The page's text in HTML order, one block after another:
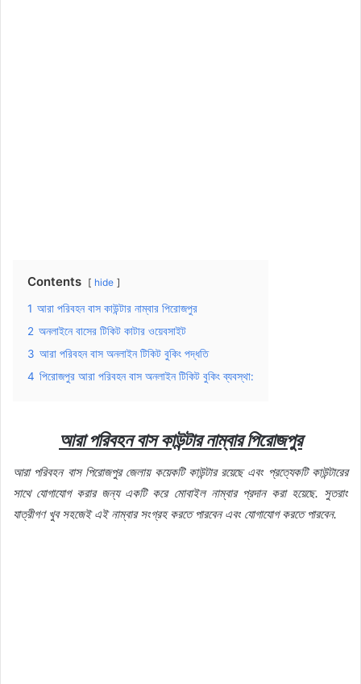
Contents hide
1 আরা পরিবহন বাস কাউন্টার নাম্বার পিরোজপুর
2 অনলাইনে বাসের টিকিট কাটার ওয়েবসাইট
3 আরা পরিবহন বাস অনলাইন টিকিট বুকিং পদ্ধতি
4 পিরোজপুর আরা পরিবহন বাস অনলাইন টিকিট বুকিং ব্যবস্থা:
আরা পরিবহন বাস কাউন্টার নাম্বারপিরোজপুর
আরা পরিবহন বাস পিরোজপুর জেলায় কয়েকটি কাউন্টার রয়েছে এবং প্রত্যেকটি কাউন্টারের
সাথে যোগাযোগ করার জন্য একটি করে মোবাইল নাম্বার প্রদান করা হয়েছে. সুতরাং
যাত্রীগণ খুব সহজেই এই নাম্বার সংগ্রহ করতে পারবেন এবং যোগাযোগ করতে পারবেন.